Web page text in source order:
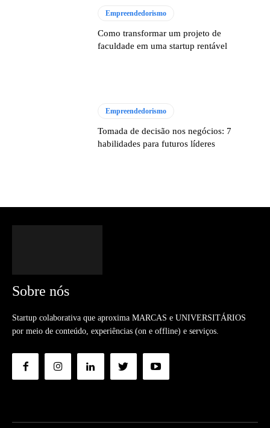
Empreendedorismo
Como transformar um projeto de
faculdade em uma startup rentável
Empreendedorismo
Tomada de decisão nos negócios: 7
habilidades para futuros líderes
Sobre nós
Startup colaborativa que aproxima MARCAS e UNIVERSITÁRIOS
por meio de conteúdo, experiências (on e offline) e serviços.